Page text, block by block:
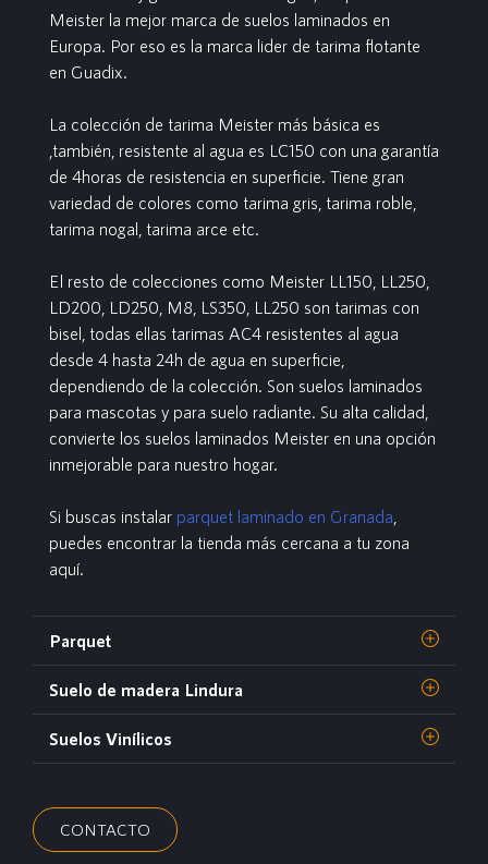
Meister la mejor marca de suelos laminados en
Europa. Por eso es la marca lider de tarima flotante
en Guadix.
La colección de tarima Meister más básica es
,también, resistente al agua es LC150 con una garantía
de 4horas de resistencia en superficie. Tiene gran
variedad de colores como tarima gris, tarima roble,
tarima nogal, tarima arce etc.
El resto de colecciones como Meister LL150, LL250,
LD200, LD250, M8, LS350, LL250 son tarimas con
bisel, todas ellas tarimas AC4 resistentes al agua
desde 4 hasta 24h de agua en superficie,
dependiendo de la colección. Son suelos laminados
para mascotas y para suelo radiante. Su alta calidad,
convierte los suelos laminados Meister en una opción
inmejorable para nuestro hogar.
Si buscas instalar parquet laminado en Granada
puedes encontrar la tienda más cercana a tu zona
aquí.
Parquet
Suelo de madera Lindura
Suelos Vinílicos
CONTACTO